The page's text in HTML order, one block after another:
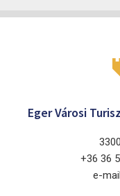
Eger Városi
+36 36
e-